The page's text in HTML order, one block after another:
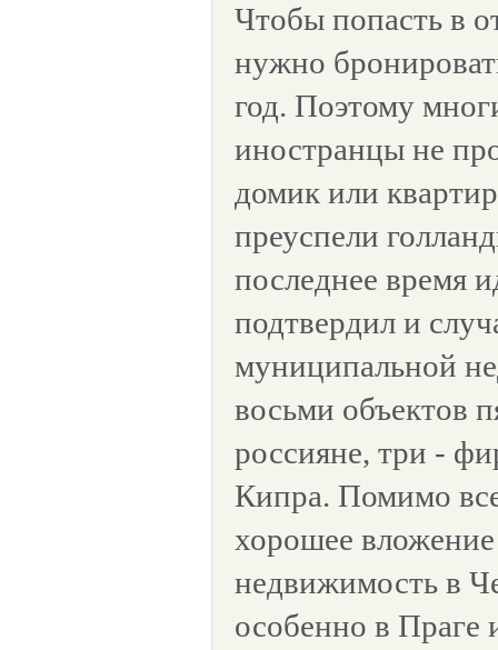
Чтобы попасть в
нужно
год. Поэтому
иностранцы не
домик или
преуспели
последнее время
подтвердил и
муниципальной
восьми объектов
россияне, три -
Кипра. Помимо
хорошее вложение
недвижимость в
особенно в Праге